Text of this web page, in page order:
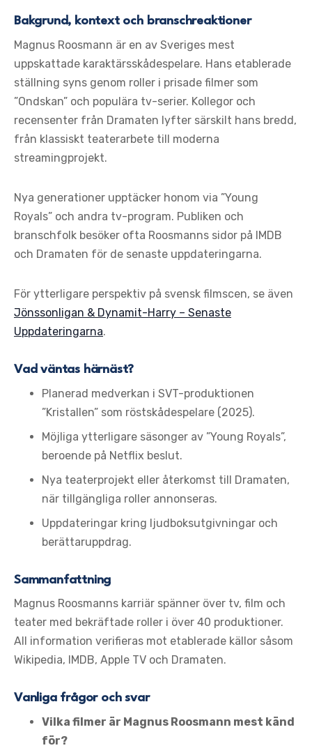
Bakgrund, kontext och branschreaktioner
Magnus Roosmann är en av Sveriges mest
uppskattade karaktärsskådespelare. Hans etablerade
ställning syns genom roller i prisade filmer som
”Ondskan” och populära tv-serier. Kollegor och
recensenter från Dramaten lyfter särskilt hans bredd,
från klassiskt teaterarbete till moderna
streamingprojekt.
Nya generationer upptäcker honom via ”Young
Royals” och andra tv-program. Publiken och
branschfolk besöker ofta Roosmanns sidor på IMDB
och Dramaten för de senaste uppdateringarna.
För ytterligare perspektiv på svensk filmscen, se även
Jönssonligan & Dynamit-Harry – Senaste
Uppdateringarna.
Vad väntas härnäst?
Planerad medverkan i SVT-produktionen
”Kristallen” som röstskådespelare (2025).
Möjliga ytterligare säsonger av ”Young Royals”,
beroende på Netflix beslut.
Nya teaterprojekt eller återkomst till Dramaten,
när tillgängliga roller annonseras.
Uppdateringar kring ljudboksutgivningar och
berättaruppdrag.
Sammanfattning
Magnus Roosmanns karriär spänner över tv, film och
teater med bekräftade roller i över 40 produktioner.
All information verifieras mot etablerade källor såsom
Wikipedia, IMDB, Apple TV och Dramaten.
Vanliga frågor och svar
Vilka filmer är Magnus Roosmann mest känd
för?